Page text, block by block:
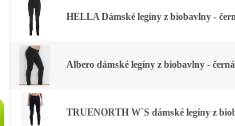
HELLA Dámské legíny z biobavlny -
Albero dámské legíny z biobavlny - černá
TRUENORTH W´S dámské legíny z